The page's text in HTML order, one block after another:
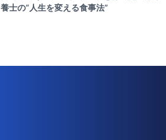
養士の“人生を変える食事法”